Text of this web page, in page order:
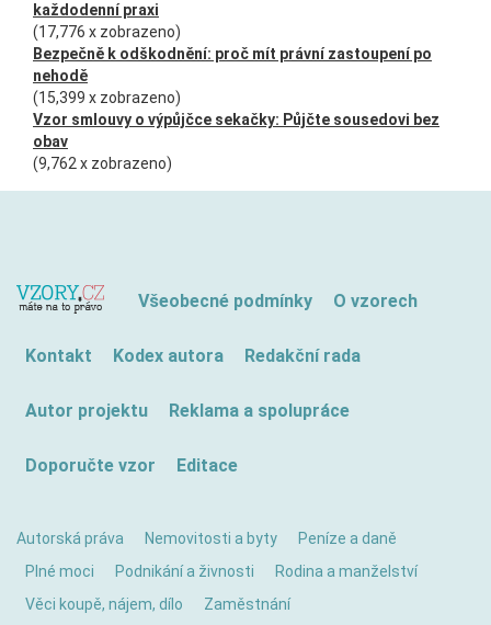
každodenní praxi
(17,776 x zobrazeno)
Bezpečně k odškodnění: proč mít právní zastoupení po
nehodě
(15,399 x zobrazeno)
Vzor smlouvy o výpůjčce sekačky: Půjčte sousedovi bez
obav
(9,762 x zobrazeno)
Všeobecné podmínky O vzorech
Kontakt Kodex autora Redakční rada
Autor projektu Reklama a spolupráce
Doporučte vzor Editace
Autorská práva Nemovitosti a byty
Peníze a daně
Plné moci
Podnikání a živnosti
Rodina a manželství
Věci koupě, nájem, dílo
Zaměstnání